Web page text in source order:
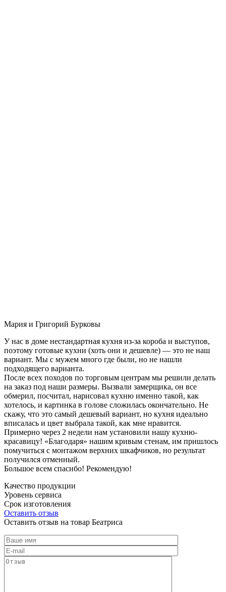
Мария и Григорий Бурковы
У нас в доме нестандартная кухня из-за короба и выступов,
поэтому готовые кухни (хоть они и дешевле) — это не наш
вариант. Мы с мужем много где были, но не нашли
подходящего варианта.
После всех походов по торговым центрам мы решили делать
на заказ под наши размеры. Вызвали замерщика, он все
обмерил, посчитал, нарисовал кухню именно такой, как
хотелось, и картинка в голове сложилась окончательно. Не
скажу, что это самый дешевый вариант, но кухня идеально
вписалась и цвет выбрала такой, как мне нравится.
Примерно через 2 недели нам установили нашу кухню-
красавицу! «Благодаря» нашим кривым стенам, им пришлось
помучиться с монтажом верхних шкафчиков, но результат
получился отменный.
Большое всем спасибо! Рекомендую!
Качество продукции
Уровень сервиса
Срок изготовления
Оставить отзыв
Оставить отзыв на товар Беатриса